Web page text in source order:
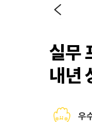
실무
내년
우